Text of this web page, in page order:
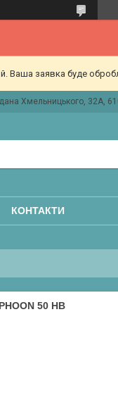
Ваша заявка буде
Хмельницького, 32А,
КОНТАКТИ
50 HB